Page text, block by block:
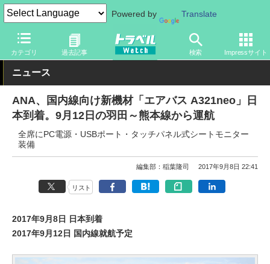
Powered by Translate
カテゴリ 過去記事 検索 Impressサイト
トラベル Watch 企業・政府・官庁 国内エアライン ANA
ニュース
ANA、国内線向け新機材「エアバス A321neo」日
本到着。9月12日の羽田～熊本線から運航
全席にPC電源・USBポート・タッチパネル式シートモニター
装備
編集部：稲葉隆司 2017年9月8日 22:41
リスト
2017年9月8日 日本到着
2017年9月12日 国内線就航予定